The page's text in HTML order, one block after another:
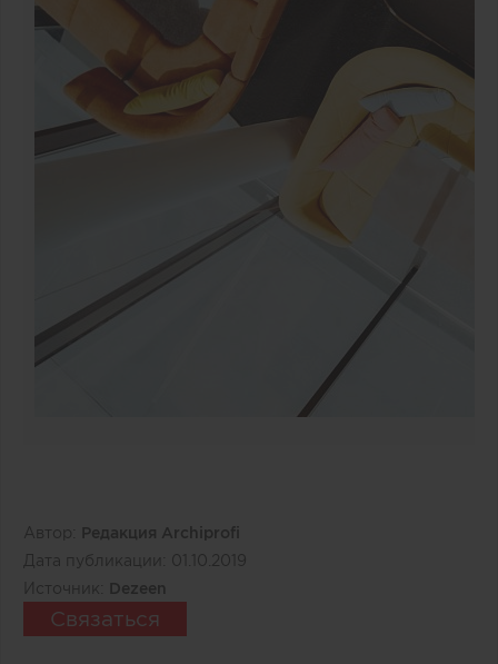
Автор:
Редакция Archiprofi
Дата публикации: 01.10.2019
Источник:
Dezeen
Связаться